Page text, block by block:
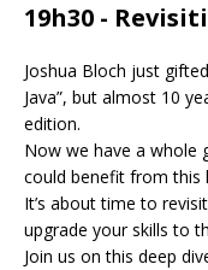
19h30 -
Joshua Bloch just
Java”, but almost 10
edition.
Now we have a whole
could benefit from this
It’s about time to
upgrade your skills to
Join us on this deep